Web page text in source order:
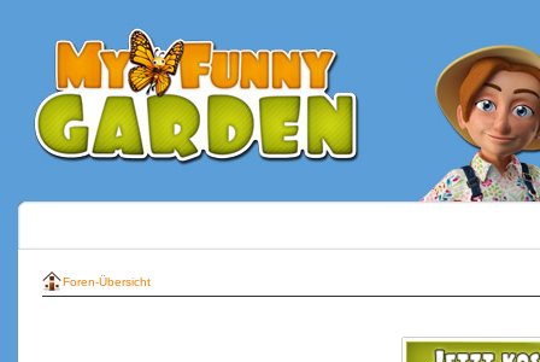
Foren-Übersicht